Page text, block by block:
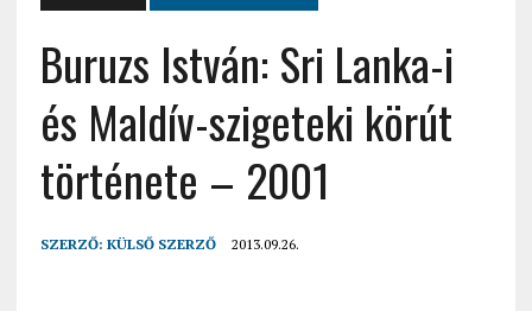
Buruzs István: Sri Lanka-i
és Maldív-szigeteki körút
története – 2001
SZERZŐ: KÜLSŐ SZERZŐ 2013.09.26.